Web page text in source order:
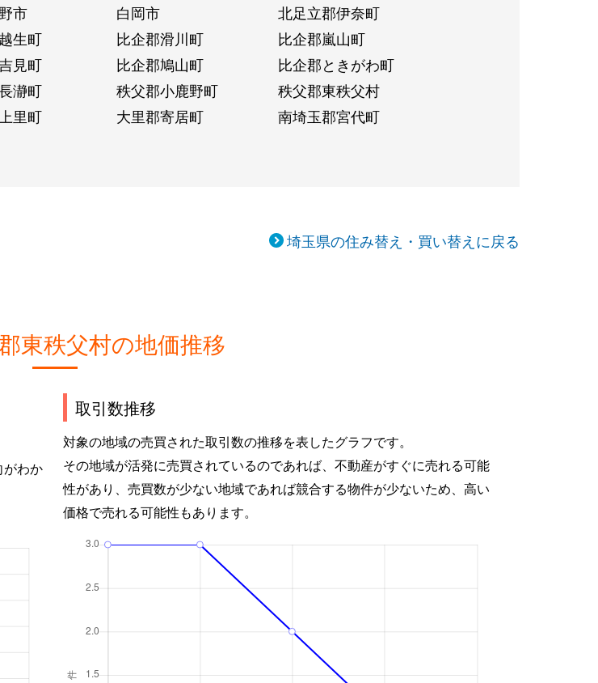
市 白岡市
北足立郡伊奈町
生町 比企郡滑川町
比企郡嵐山町
見町 比企郡鳩山町
比企郡ときがわ町
瀞町 秩父郡小鹿野町
秩父郡東秩父村
里町 大里郡寄居町
南埼玉郡宮代町
埼玉県の住み替え・買い替えに戻る
東秩父村の地価推移
わか
取引数推移
対象の地域の売買された取引数の推移を表したグラフです。
その地域が活発に売買されているのであれば、不動産がすぐに売れる可能
性があり、売買数が少ない地域であれば競合する物件が少ないため、高い
価格で売れる可能性もあります。